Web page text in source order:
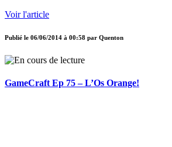
Voir l'article
Publié le 06/06/2014 à 00:58 par Quenton
GameCraft Ep 75 – L’Os Orange!